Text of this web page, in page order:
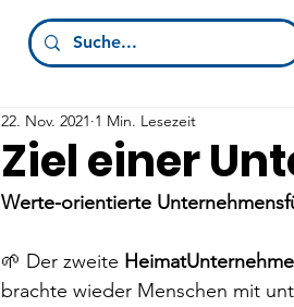
Ziel einer
22. Nov. 2021 1 Min. Lesezeit
Werte-orientierte
🌱 Der zweite
brachte wieder Menschen mit